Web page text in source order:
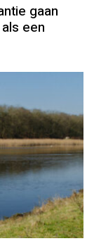
gaan
een